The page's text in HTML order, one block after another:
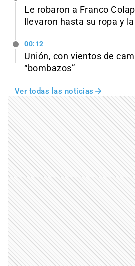
Le robaron a Franco
llevaron hasta su ropa y
00:12
Unión, con vientos de
“bombazos”
Ver todas las noticias